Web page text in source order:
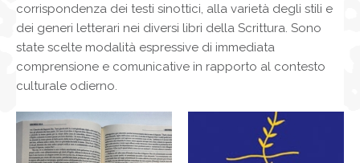
corrispondenza dei testi sinottici, alla varietà degli stili e
dei generi letterari nei diversi libri della Scrittura. Sono
state scelte modalità espressive di immediata
comprensione e comunicative in rapporto al contesto
culturale odierno.